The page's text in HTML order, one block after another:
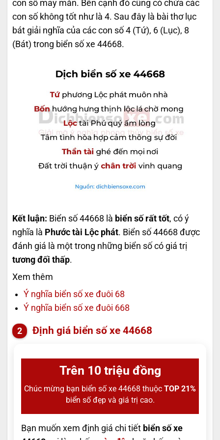
con số may mắn. Bên cạnh đó cũng có chứa các
con số không tốt như là 4. Sau đây là bài thơ lục
bát giải nghĩa của các con số 4 (Tứ), 6 (Lục), 8
(Bát) trong biển số xe 44668.
Kết luận: Biển số 44668 là biển số rất tốt, có ý
nghĩa là Phước tài Lộc phát. Biển số 44668 được
đánh giá là một trong những biển số có giá trị
tương đối thấp.
Xem thêm
Ý nghĩa biển số xe đuôi 68
Ý nghĩa biển số xe đuôi 668
Định giá biển số xe 44668
Trên 10 triệu đồng
Chúc mừng bạn biển số xe 44668 thuộc TOP 21%
biển số đẹp và giá trị cao.
Bạn muốn xem định giá chi tiết biển số xe